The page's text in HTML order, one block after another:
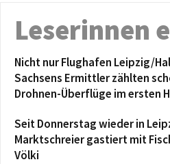
Leserinnen
Nicht nur Flughafen Leipzig/
Sachsens Ermittler zählten
Drohnen-Überflüge im ersten
Seit Donnerstag wieder in
Marktschreier gastiert mit
Völki